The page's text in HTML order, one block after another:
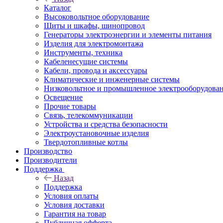
Каталог
Высоковольтное оборудование
Щиты и шкафы, шинопровод
Генераторы электроэнергии и элементы питания
Изделия для электромонтажа
Инструменты, техника
Кабеленесущие системы
Кабели, провода и аксессуары
Климатические и инженерные системы
Низковольтное и промышленное
Освещение
Прочие товары
Связь, телекоммуникации
Устройства и средства безопасности
Электроустановочные изделия
Твердотопливные котлы
Производство
Производители
Поддержка
Назад
Поддержка
Условия оплаты
Условия доставки
Гарантия на товар